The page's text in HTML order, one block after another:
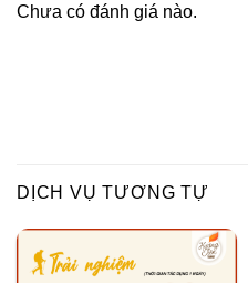
Chưa có đánh giá nào.
DỊCH VỤ TƯƠNG TỰ